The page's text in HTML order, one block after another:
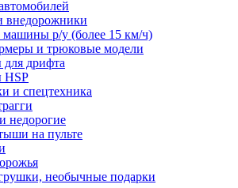
р/у (более 15 км/ч)
и трюковые модели
дрифта
и спецтехника
недорогие
на пульте
необычные подарки